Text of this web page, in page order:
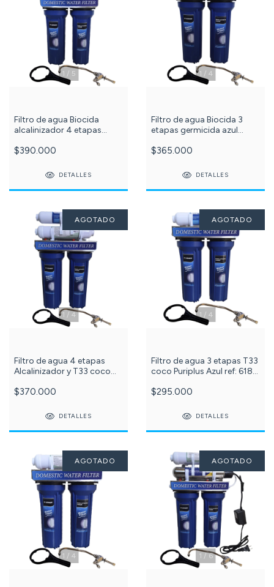
1 / 5
Filtro de agua Biocida
alcalinizador 4 etapas
032-
$390.000
DETALLES
1 / 4
Filtro de agua Biocida 3
etapas germicida azul
$365.000
DETALLES
1 / 4
AGOTADO
Filtro de agua 4 etapas
Alcalinizador y T33 coco
$370.000
DETALLES
1 / 4
AGOTADO
Filtro de agua 3 etapas T33
coco Puriplus Azul ref: 618-
$295.000
DETALLES
1 / 4
AGOTADO
1 /6
AGOTADO